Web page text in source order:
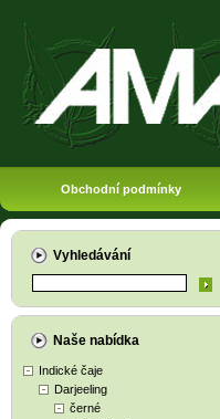
Obchodní podmínky
Vyhledávání
Naše nabídka
Indické čaje
Darjeeling
černé